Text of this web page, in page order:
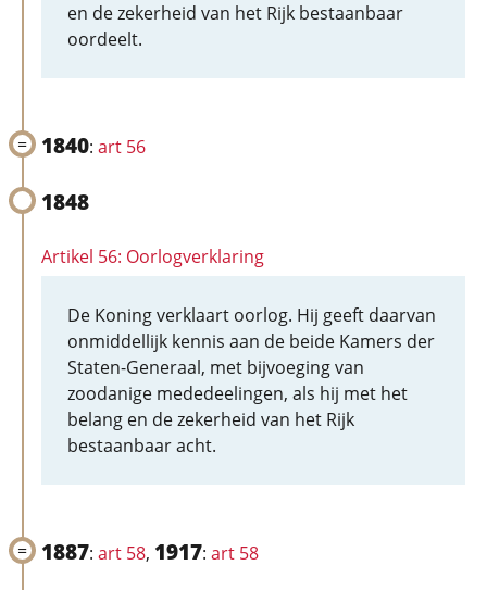
en de zekerheid van het Rijk bestaanbaar
oordeelt.
1840: art 56
1848
Artikel 56: Oorlogverklaring
De Koning verklaart oorlog. Hij geeft daarvan
onmiddellijk kennis aan de beide Kamers der
Staten-Generaal, met bijvoeging van
zoodanige mededeelingen, als hij met het
belang en de zekerheid van het Rijk
bestaanbaar acht.
1887: art 58, 1917: art 58